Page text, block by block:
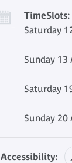
TimeSlots:
Saturday
Sunday
Saturday
Sunday
Accessibility: